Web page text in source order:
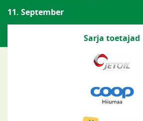
11. September
Sarja toetajad